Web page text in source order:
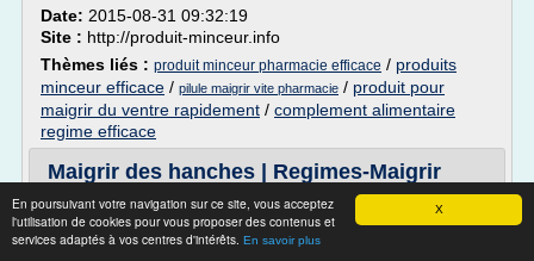
X
En poursuivant votre navigation sur ce site, vous acceptez
l'utilisation de cookies pour vous proposer des contenus et
services adaptés à vos centres d'intérêts. En savoir plus
Date: 2015-08-31 09:32:19
Site : http://produit-minceur.info
Thèmes liés : produit minceur pharmacie efficace / produits
minceur efficace / pilule maigrir vite pharmacie / produit pour
maigrir du ventre rapidement / complement alimentaire
regime efficace
Maigrir des hanches | Regimes-Maigrir
avril 6, 2014 Régimes | Maigrir | Mincir
Pour certaines personnes maigrir des hanches c'est